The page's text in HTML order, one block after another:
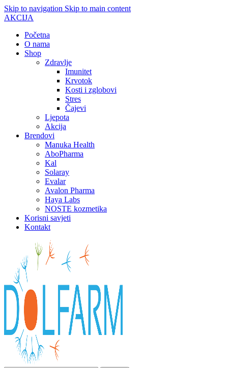
Skip to navigation Skip to main content
AKCIJA
Početna
O nama
Shop
Zdravlje
Imunitet
Krvotok
Kosti i zglobovi
Stres
Čajevi
Ljepota
Akcija
Brendovi
Manuka Health
AboPharma
Kal
Solaray
Evalar
Avalon Pharma
Haya Labs
NOSTE kozmetika
Korisni savjeti
Kontakt